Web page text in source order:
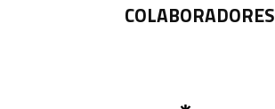
COLABORADORES